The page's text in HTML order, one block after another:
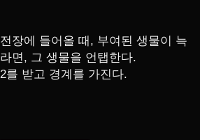
장에 들어올 때, 부여된 생물이 늑
면, 그 생물을 언탭한다.
를 받고 경계를 가진다.